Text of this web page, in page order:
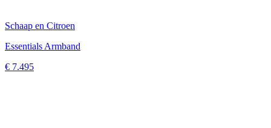
Schaap en Citroen
Essentials Armband
€ 7.495